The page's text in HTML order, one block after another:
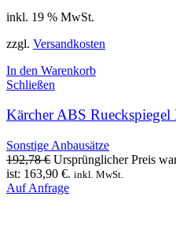
inkl. 19 % MwSt.
zzgl. Versandkosten
In den Warenkorb
Schließen
Kärcher ABS
Sonstige Anbausätze
192,78€ Ursprünglicher Preis
ist: 163,90 €. inkl. MwSt.
Auf Anfrage